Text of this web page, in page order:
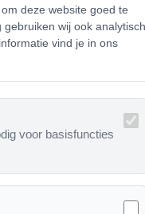
deze website goed te
wij ook
vind je in ons
voor basisfuncties